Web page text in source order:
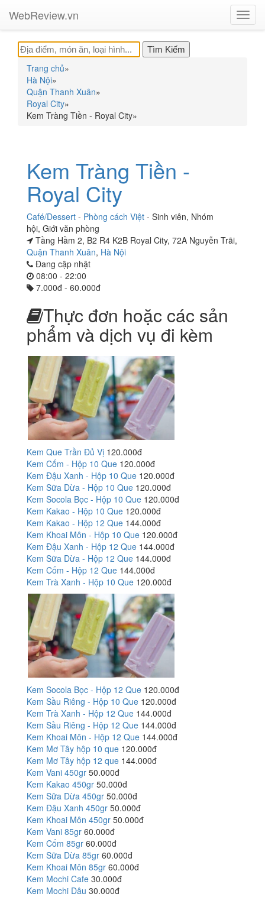
WebReview.vn
Trang chủ»
Hà Nội»
Quận Thanh Xuân»
Royal City»
Kem Tràng Tiền - Royal City»
Kem Tràng Tiền -
Royal City
Café/Dessert - Phòng cách Việt - Sinh viên, Nhóm
hội, Giới văn phòng
Tầng Hầm 2, B2 R4 K2B Royal City, 72A Nguyễn Trãi,
Quận Thanh Xuân, Hà Nội
Đang cập nhật
08:00 - 22:00
7.000đ - 60.000đ
Thực đơn hoặc các sản
phẩm và dịch vụ đi kèm
Kem Que Trần Đủ Vị 120.000đ
Kem Cốm - Hộp 10 Que 120.000đ
Kem Đậu Xanh - Hộp 10 Que 120.000đ
Kem Sữa Dừa - Hộp 10 Que 120.000đ
Kem Socola Bọc - Hộp 10 Que 120.000đ
Kem Kakao - Hộp 10 Que 120.000đ
Kem Kakao - Hộp 12 Que 144.000đ
Kem Khoai Môn - Hộp 10 Que 120.000đ
Kem Đậu Xanh - Hộp 12 Que 144.000đ
Kem Sữa Dừa - Hộp 12 Que 144.000đ
Kem Cốm - Hộp 12 Que 144.000đ
Kem Trà Xanh - Hộp 10 Que 120.000đ
Kem Socola Bọc - Hộp 12 Que 120.000đ
Kem Sầu Riêng - Hộp 10 Que 120.000đ
Kem Trà Xanh - Hộp 12 Que 144.000đ
Kem Sầu Riêng - Hộp 12 Que 144.000đ
Kem Khoai Môn - Hộp 12 Que 144.000đ
Kem Mơ Tây hộp 10 que 120.000đ
Kem Mơ Tây hộp 12 que 144.000đ
Kem Vani 450gr 50.000đ
Kem Kakao 450gr 50.000đ
Kem Sữa Dừa 450gr 50.000đ
Kem Đậu Xanh 450gr 50.000đ
Kem Khoai Môn 450gr 50.000đ
Kem Vani 85gr 60.000đ
Kem Cốm 85gr 60.000đ
Kem Sữa Dừa 85gr 60.000đ
Kem Khoai Môn 85gr 60.000đ
Kem Mochi Cafe 30.000đ
Kem Mochi Dâu 30.000đ